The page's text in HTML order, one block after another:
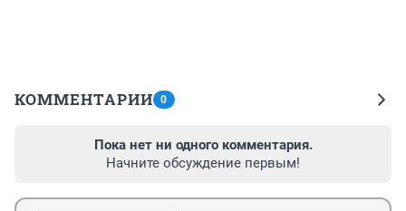
КОММЕНТАРИИ 0
Пока нет ни одного комментария.
Начните обсуждение первым!